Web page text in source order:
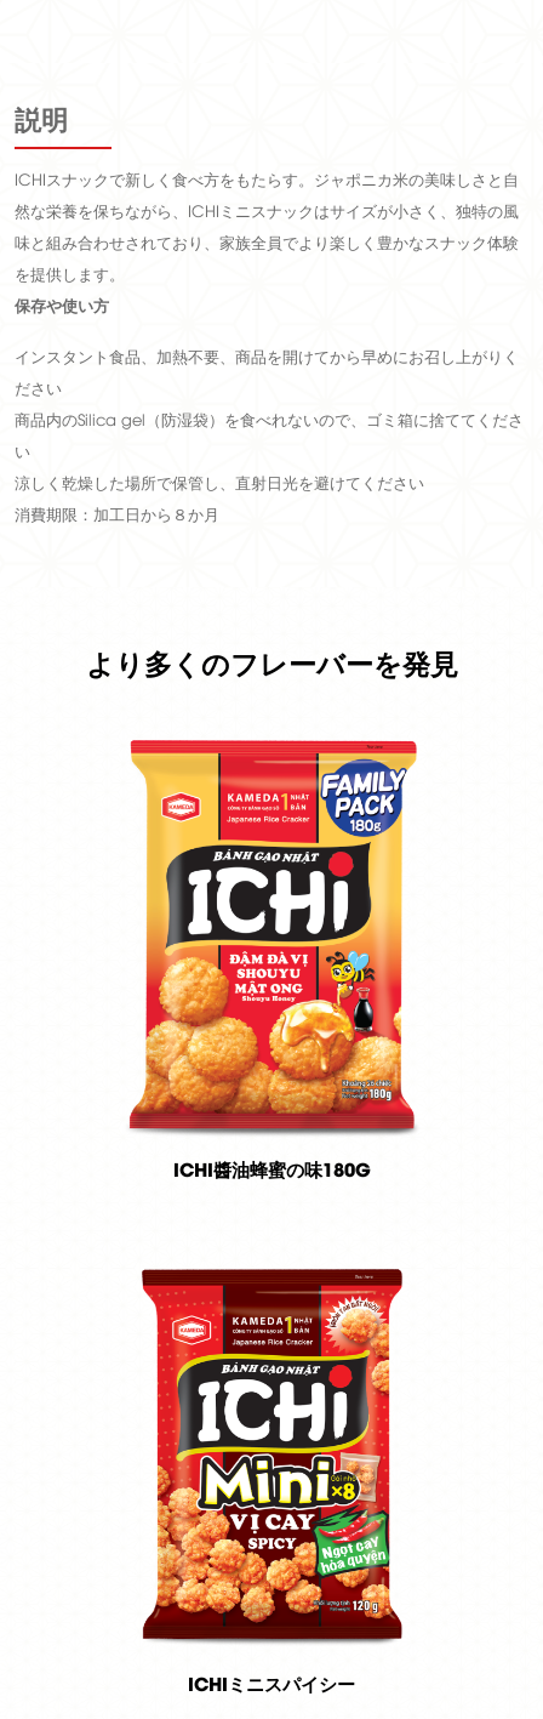
説明
ICHIスナックで新しく食べ方をもたらす。ジャポニカ米の美味しさと自
然な栄養を保ちながら、ICHIミニスナックはサイズが小さく、独特の風
味と組み合わせされており、家族全員でより楽しく豊かなスナック体験
を提供します。
保存や使い方
インスタント食品、加熱不要、商品を開けてから早めにお召し上がりく
ださい
商品内のSilica gel（防湿袋）を食べれないので、ゴミ箱に捨ててくださ
い
涼しく乾燥した場所で保管し、直射日光を避けてください
消費期限：加工日から８か月
より多くのフレーバーを発見
ICHI醬油蜂蜜の味180G
ICHIミニスパイシー